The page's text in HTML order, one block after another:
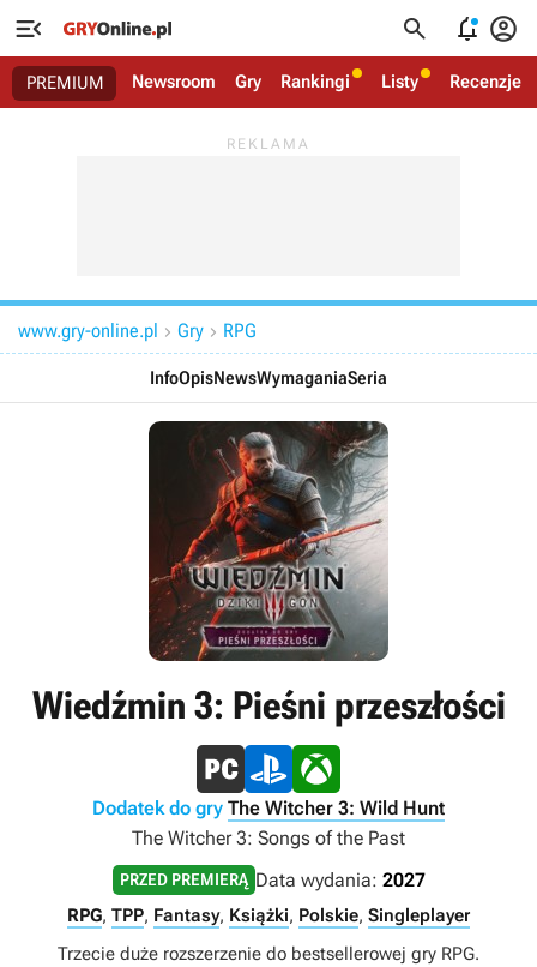
   
PREMIUM Newsroom Gry Rankingi Listy Recenzje
www.gry-online.pl  Gry  RPG
InfoOpisNewsWymaganiaSeria
Wiedźmin 3: Pieśni przeszłości
Dodatek do gry The Witcher 3: Wild Hunt
The Witcher 3: Songs of the Past
PRZED PREMIERĄ Data wydania: 2027
RPG, TPP, Fantasy, Książki, Polskie, Singleplayer
Trzecie duże rozszerzenie do bestsellerowej gry RPG.